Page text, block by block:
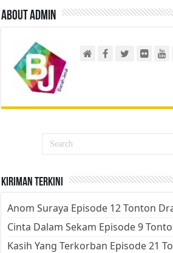
About admin
Kiriman Terkini
Anom Suraya Episode 12 Tonton
Cinta Dalam Sekam Episode 9
Kasih Yang Terkorban Episode 21